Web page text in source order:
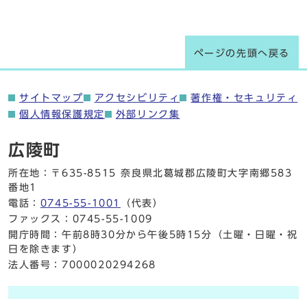
ページの先頭へ戻る
サイトマップ アクセシビリティ
著作権・セキュリティ
個人情報保護規定
外部リンク集
広陵町
所在地：〒635-8515 奈良県北葛城郡広陵町大字南郷583
番地1
電話： 0745-55-1001
（代表）
ファックス：0745-55-1009
開庁時間：午前8時30分から午後5時15分（土曜・日曜・祝
日を除きます）
法人番号：7000020294268